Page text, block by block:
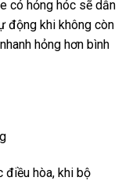
có hỏng hóc sẽ dẫn
động khi không còn
hỏng hơn bình
điều hòa, khi bộ